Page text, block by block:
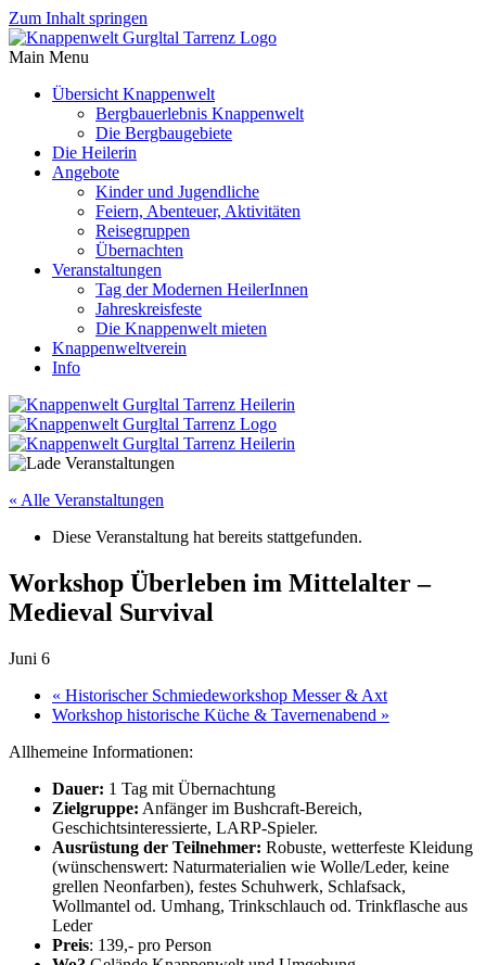
Zum Inhalt springen
Main Menu
Übersicht Knappenwelt
Bergbauerlebnis Knappenwelt
Die Bergbaugebiete
Die Heilerin
Angebote
Kinder und Jugendliche
Feiern, Abenteuer, Aktivitäten
Reisegruppen
Übernachten
Veranstaltungen
Tag der Modernen HeilerInnen
Jahreskreisfeste
Die Knappenwelt mieten
Knappenweltverein
Info
« Alle Veranstaltungen
Diese Veranstaltung hat bereits stattgefunden.
Workshop Überleben im Mittelalter –
Medieval Survival
Juni 6
« Historischer Schmiedeworkshop Messer & Axt
Workshop historische Küche & Tavernenabend »
Allhemeine Informationen:
Dauer: 1 Tag mit Übernachtung
Zielgruppe: Anfänger im Bushcraft-Bereich,
Geschichtsinteressierte, LARP-Spieler.
Ausrüstung der Teilnehmer: Robuste, wetterfeste Kleidung
(wünschenswert: Naturmaterialien wie Wolle/Leder, keine
grellen Neonfarben), festes Schuhwerk, Schlafsack,
Wollmantel od. Umhang, Trinkschlauch od. Trinkflasche aus
Leder
Preis: 139,- pro Person